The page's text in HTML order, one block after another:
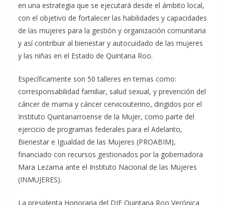
en una estrategia que se ejecutará desde el ámbito local,
con el objetivo de fortalecer las habilidades y capacidades
de las mujeres para la gestión y organización comunitaria
y así contribuir al bienestar y autocuidado de las mujeres
y las niñas en el Estado de Quintana Roo.
Específicamente son 50 talleres en temas como:
corresponsabilidad familiar, salud sexual, y prevención del
cáncer de mama y cáncer cervicouterino, dirigidos por el
Instituto Quintanarroense de la Mujer, como parte del
ejercicio de programas federales para el Adelanto,
Bienestar e Igualdad de las Mujeres (PROABIM),
financiado con recursos gestionados por la gobernadora
Mara Lezama ante el Instituto Nacional de las Mujeres
(INMUJERES).
La presidenta Honoraria del DIF Quintana Roo Verónica